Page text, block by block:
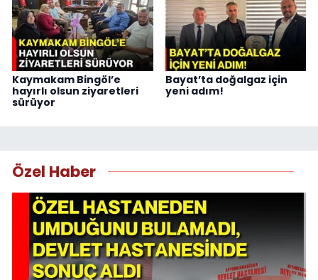
Kaymakam Bingöl’e
hayırlı olsun ziyaretleri
sürüyor
Bayat’ta doğalgaz için
yeni adım!
Özel Haber